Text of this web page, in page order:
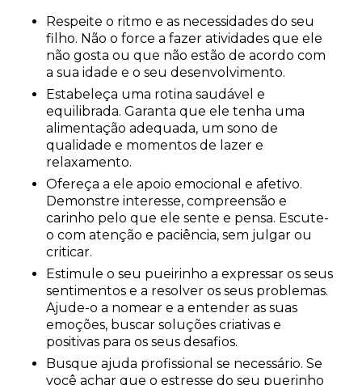
Respeite o ritmo e as necessidades do seu
filho. Não o force a fazer atividades que ele
não gosta ou que não estão de acordo com
a sua idade e o seu desenvolvimento.
Estabeleça uma rotina saudável e
equilibrada. Garanta que ele tenha uma
alimentação adequada, um sono de
qualidade e momentos de lazer e
relaxamento.
Ofereça a ele apoio emocional e afetivo.
Demonstre interesse, compreensão e
carinho pelo que ele sente e pensa. Escute-
o com atenção e paciência, sem julgar ou
criticar.
Estimule o seu pueirinho a expressar os seus
sentimentos e a resolver os seus problemas.
Ajude-o a nomear e a entender as suas
emoções, buscar soluções criativas e
positivas para os seus desafios.
Busque ajuda profissional se necessário. Se
você achar que o estresse do seu puerinho